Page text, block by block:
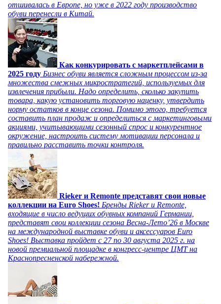
отшивалась в Европе, но уже в 2022 году производство
обуви перенесли в Китай.
Как конкурировать с маркетплейсами в
2025 году Бизнес обуви является сложным процессом из-за
множества смежных микростратегий, используемых для
извлечения прибыли. Надо определить, сколько закупить
товара, какую установить торговую наценку, утвердить
норму остатков в конце сезона. Помимо этого, требуется
составить план продаж и определиться с маркетинговыми
акциями, учитывающими сезонный спрос и конкурентное
окружение, настроить систему мотивации персонала и
правильно расставить точки контроля.
Rieker и Remonte представят свои новые
коллекции на Euro Shoes! Бренды Rieker и Remonte,
входящие в число ведущих обувных компаний Германии,
представят свои коллекции сезона Весна-Лето’26 в Москве
на международной выставке обуви и аксессуаров Euro
Shoes! Выставка пройдет c 27 по 30 августа 2025 г. на
новой премиальной площадке в конгресс-центре ЦМТ на
Краснопресненской набережной.